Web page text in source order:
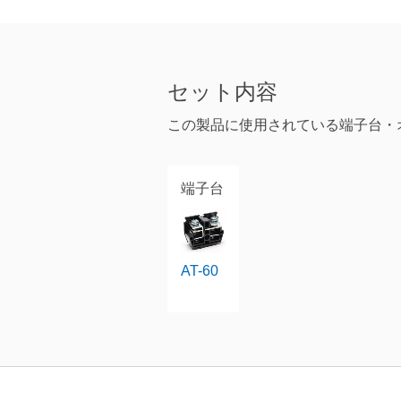
セット内容
この製品に使用されている端子台
端子台
AT-60